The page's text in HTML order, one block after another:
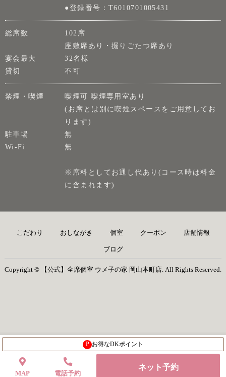
●登録番号：T6010701005431
総席数
102席
座敷席あり・掘りごたつ席あり
宴会最大
32名様
貸切
不可
禁煙・喫煙
喫煙可 喫煙専用室あり
(お席とは別に喫煙スペースをご用意してお
ります)
駐車場
無
Wi-Fi
無
※席料としてお通し代あり(コース時は料金
に含まれます)
こだわり おしながき 個室 クーポン 店舗情報
ブログ
Copyright © 【公式】全席個室 ウメ子の家 岡山本町店. All Rights Reserved.
P お得なDKポイント
MAP 電話予約
ネット予約